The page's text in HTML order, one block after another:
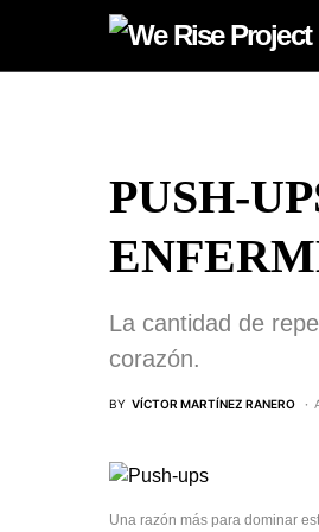
PUSH-
La cantidad de
corazón.
BY VÍCTOR MARTÍNEZ RANERO
Una razón más para dominar